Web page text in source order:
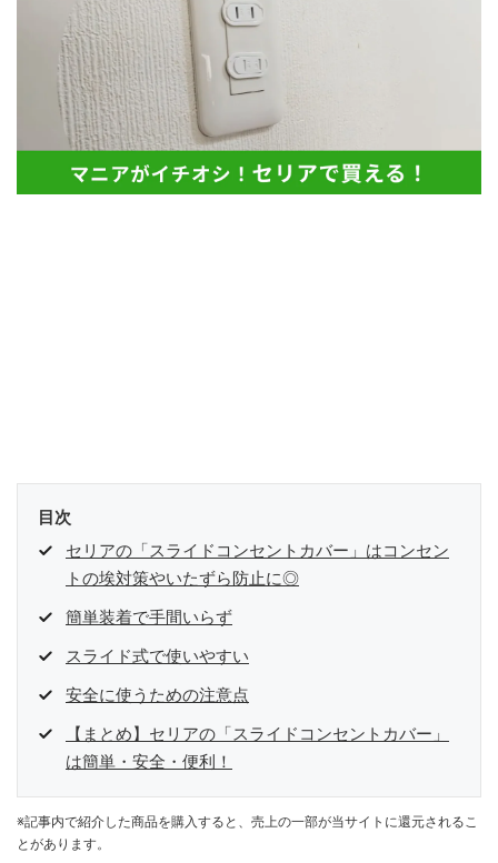
目次
セリアの「スライドコンセントカバー」はコンセン
トの埃対策やいたずら防止に◎
簡単装着で手間いらず
スライド式で使いやすい
安全に使うための注意点
【まとめ】セリアの「スライドコンセントカバー」
は簡単・安全・便利！
※記事内で紹介した商品を購入すると、売上の一部が当サイトに還元されるこ
とがあります。